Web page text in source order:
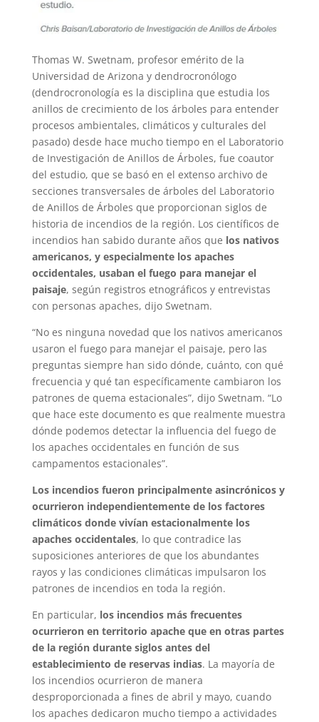
Thomas W. Swetnam, profesor emérito de la
Universidad de Arizona y dendrocronólogo
(dendrocronología es la disciplina que estudia los
anillos de crecimiento de los árboles para entender
procesos ambientales, climáticos y culturales del
pasado) desde hace mucho tiempo en el Laboratorio
de Investigación de Anillos de Árboles, fue coautor
del estudio, que se basó en el extenso archivo de
secciones transversales de árboles del Laboratorio
de Anillos de Árboles que proporcionan siglos de
historia de incendios de la región. Los científicos de
incendios han sabido durante años que los nativos
americanos, y especialmente los apaches
occidentales, usaban el fuego para manejar el
paisaje, según registros etnográficos y entrevistas
con personas apaches, dijo Swetnam.
“No es ninguna novedad que los nativos americanos
usaron el fuego para manejar el paisaje, pero las
preguntas siempre han sido dónde, cuánto, con qué
frecuencia y qué tan específicamente cambiaron los
patrones de quema estacionales”, dijo Swetnam. “Lo
que hace este documento es que realmente muestra
dónde podemos detectar la influencia del fuego de
los apaches occidentales en función de sus
campamentos estacionales”.
Los incendios fueron principalmente asincrónicos y
ocurrieron independientemente de los factores
climáticos donde vivían estacionalmente los
apaches occidentales, lo que contradice las
suposiciones anteriores de que los abundantes
rayos y las condiciones climáticas impulsaron los
patrones de incendios en toda la región.
En particular, los incendios más frecuentes
ocurrieron en territorio apache que en otras partes
de la región durante siglos antes del
establecimiento de reservas indias. La mayoría de
los incendios ocurrieron de manera
desproporcionada a fines de abril y mayo, cuando
los apaches dedicaron mucho tiempo a actividades